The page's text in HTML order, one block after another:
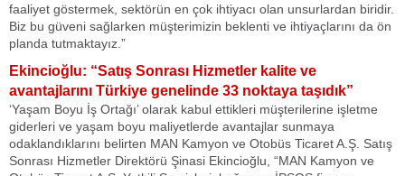
faaliyet göstermek, sektörün en çok ihtiyacı olan unsurlardan biridir.
Biz bu güveni sağlarken müşterimizin beklenti ve ihtiyaçlarını da ön
planda tutmaktayız.”
Ekincioğlu: “Satış Sonrası Hizmetler kalite ve
avantajlarını Türkiye genelinde 33 noktaya taşıdık”
‘Yaşam Boyu İş Ortağı’ olarak kabul ettikleri müşterilerine işletme
giderleri ve yaşam boyu maliyetlerde avantajlar sunmaya
odaklandıklarını belirten MAN Kamyon ve Otobüs Ticaret A.Ş. Satış
Sonrası Hizmetler Direktörü Şinasi Ekincioğlu, “MAN Kamyon ve